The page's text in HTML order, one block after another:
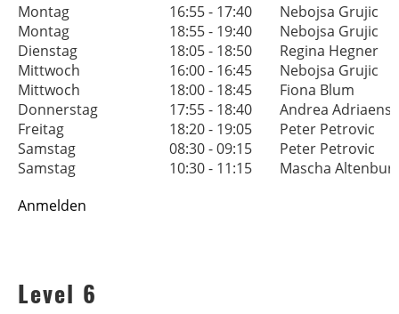
Montag
16:55 - 17:40
Nebojsa Grujic
Montag
18:55 - 19:40
Nebojsa Grujic
Dienstag
18:05 - 18:50
Regina Hegner
Mittwoch
16:00 - 16:45
Nebojsa Grujic
Mittwoch
18:00 - 18:45
Fiona Blum
Donnerstag
17:55 - 18:40
Andrea
Freitag
18:20 - 19:05
Peter Petrovic
Samstag
08:30 - 09:15
Peter Petrovic
Samstag
10:30 - 11:15
Mascha
Anmelden
Level 6